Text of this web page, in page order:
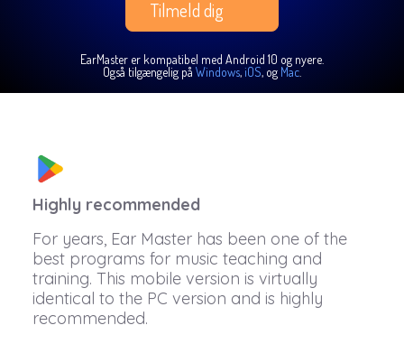
Tilmeld dig
EarMaster er kompatibel med Android 10 og nyere.
Også tilgængelig på Windows,iOS, og Mac
Highly recommended
For years, Ear Master has been one of the
best programs for music teaching and
training. This mobile version is virtually
identical to the PC version and is highly
recommended.